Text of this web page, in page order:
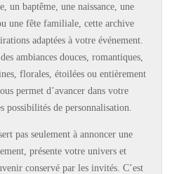
un baptême, une naissance, une
une fête familiale, cette archive
adaptées à votre événement.
ambiances douces, romantiques,
florales, étoilées ou entièrement
permet d’avancer dans votre
de personnalisation.
pas seulement à annoncer une
présente votre univers et
conservé par les invités. C’est